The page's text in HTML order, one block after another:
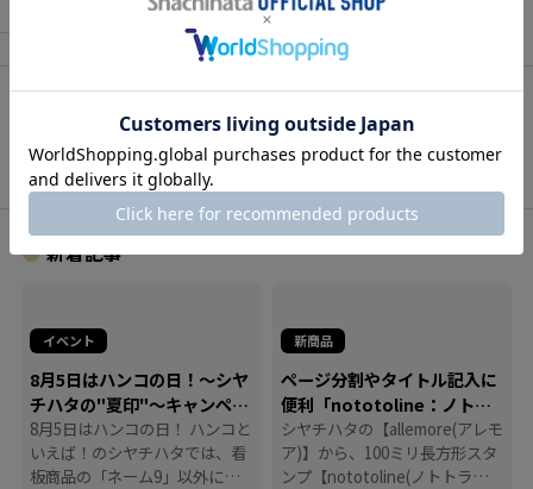
速乾性多目的用インキ
新着記事
イベント
8月5日はハンコの日！～シヤ
チハタの"夏印"～キャンペー
ン
8月5日はハンコの日！ ハンコと
いえば！のシヤチハタでは、看
板商品の「ネーム9」以外に
新商品
ページ分割やタイトル記入に
便利「nototoline：ノトト
ライン」
シヤチハタの【allemore(アレモ
ア)】から、100ミリ長方形スタ
ンプ【nototoline(ノトトライ